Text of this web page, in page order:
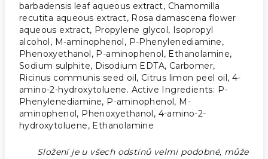
barbadensis leaf aqueous extract, Chamomilla
recutita aqueous extract, Rosa damascena flower
aqueous extract, Propylene glycol, Isopropyl
alcohol, M-aminophenol, P-Phenylenediamine,
Phenoxyethanol, P-aminophenol, Ethanolamine,
Sodium sulphite, Disodium EDTA, Carbomer,
Ricinus communis seed oil, Citrus limon peel oil, 4-
amino-2-hydroxytoluene. Active Ingredients: P-
Phenylenediamine, P-aminophenol, M-
aminophenol, Phenoxyethanol, 4-amino-2-
hydroxytoluene, Ethanolamine
Složení je u všech odstínů velmi podobné, může